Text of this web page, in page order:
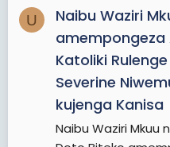
U
Naibu Waziri
Katoliki
Severine
kujenga Kanisa
Naibu Waziri Mkuu